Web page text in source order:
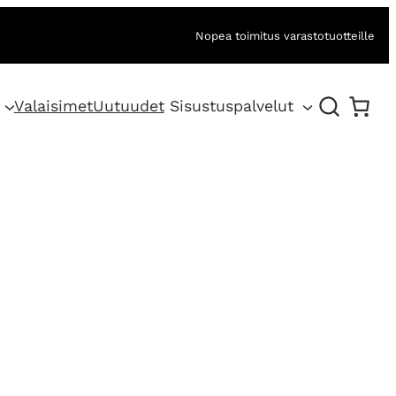
Nopea toimitus varastotuotteille
ValaisimetUutuudet Sisustuspalvelut